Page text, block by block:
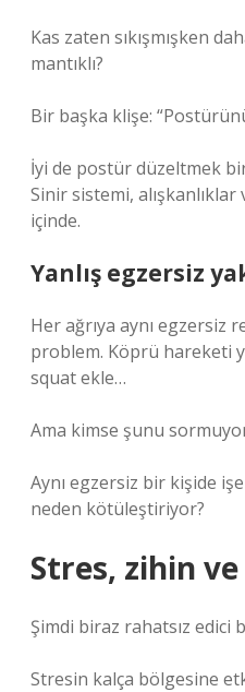
Kas zaten sıkışmışken
mantıklı?
Bir başka klişe:
İyi de postür düzeltmek
Sinir sistemi,
içinde.
Yanlış egzersiz
Her ağrıya aynı egzersiz
problem. Köprü hareketi
squat ekle…
Ama kimse şunu
Aynı egzersiz bir kişide
neden kötüleştiriyor?
Stres, zihin
Şimdi biraz rahatsız edici
Stresin kalça bölgesine